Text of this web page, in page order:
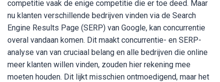
competitie vaak de enige competitie die er toe deed. Maar
nu klanten verschillende bedrijven vinden via de Search
Engine Results Page (SERP) van Google, kan concurrentie
overal vandaan komen. Dit maakt concurrentie- en SERP-
analyse van van cruciaal belang en alle bedrijven die online
meer klanten willen vinden, zouden hier rekening mee
moeten houden. Dit lijkt misschien ontmoedigend, maar het